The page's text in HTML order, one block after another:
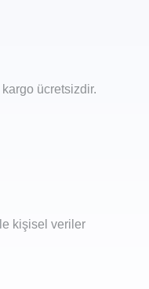
ücretsizdir.
kişisel veriler